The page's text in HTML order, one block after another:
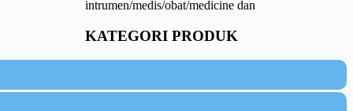
intrumen/medis/obat/medicine dan
KATEGORI PRODUK